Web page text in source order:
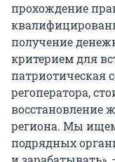
прохождение
получение
критерием для
патриотическая
регоператора,
восстановление
региона. Мы
подрядных